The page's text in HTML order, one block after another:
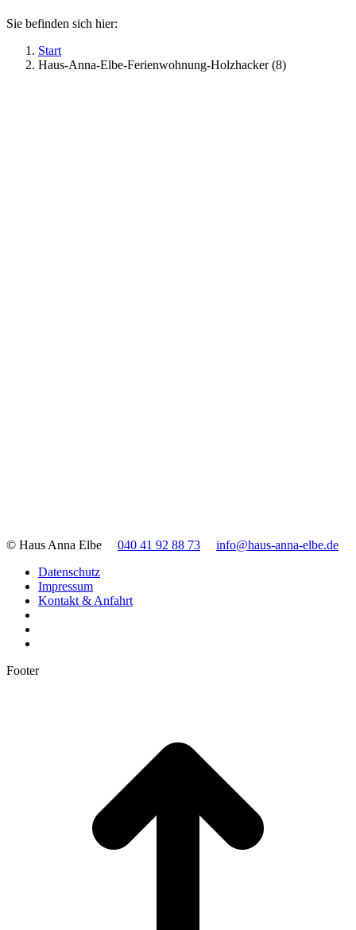
Sie befinden sich hier:
Start
Haus-Anna-Elbe-Ferienwohnung-Holzhacker (8)
© Haus Anna Elbe 040 41 92 88 73
info@haus-anna-elbe.de
Datenschutz
Impressum
Kontakt & Anfahrt
Footer